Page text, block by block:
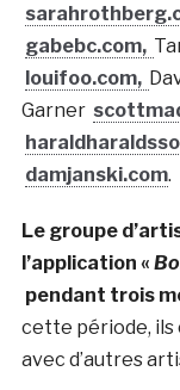
gabebc.com,
louifoo.com,
Garner
damjanski.com.
Le groupe
l’application «
pendant trois
cette période,
avec d’autres